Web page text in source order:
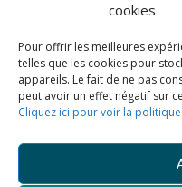
cookies
Pour offrir les meilleures
telles que les cookies pour
appareils. Le fait de ne pas
peut avoir un effet négatif sur
Cliquez ici pour voir la
Stratégie québécoise
Bibliothèque
Météo locale